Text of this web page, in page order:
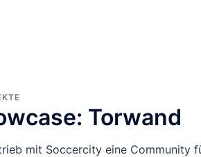
Torwand
mit Soccercity eine Community